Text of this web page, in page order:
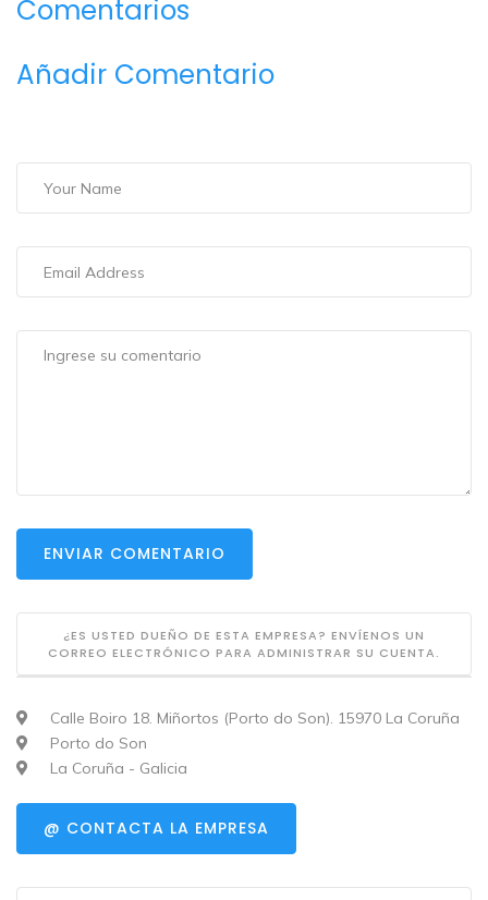
Comentarios
Añadir Comentario
ENVIAR COMENTARIO
¿ES USTED DUEÑO DE ESTA EMPRESA? ENVÍENOS UN
CORREO ELECTRÓNICO PARA ADMINISTRAR SU CUENTA.
Calle Boiro 18. Miñortos (Porto do Son). 15970 La Coruña
Porto do Son
La Coruña - Galicia
@ CONTACTA LA EMPRESA